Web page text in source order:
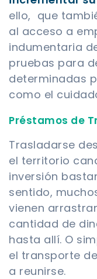
ello, que
al acceso a
indumentaria
pruebas para
determinadas
como el
Préstamos de
Trasladarse
el territorio
inversión
sentido,
vienen
cantidad de
hasta allí. O
el transporte
a reunirse.